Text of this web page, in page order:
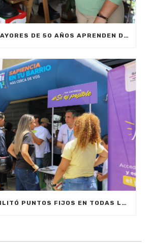
MÁS DE 1.300 MAYORES DE 50 AÑOS APRENDEN DESDE IA HASTA MERCADEO DIGITAL CON SAPIENCIA
SAPIENCIA HABILITÓ PUNTOS FIJOS EN TODAS LAS COMUNAS DE MEDELLÍN PARA ORIENTAR A LA GENTE SOBRE LAS OPORTUNIDADES DE EDUCACIÓN SUPERIOR